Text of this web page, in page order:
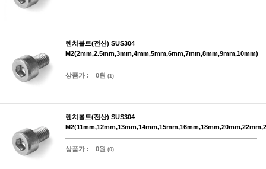
렌치볼트(전산) SUS304
M2(2mm,2.5mm,3mm,4mm,5mm,6mm,7mm,8mm,9mm,10mm)
상품가 : 0원 (1)
렌치볼트(전산) SUS304
상품가 : 0원 (0)